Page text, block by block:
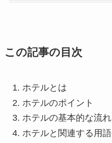
この記事の目次
ホテルとは
ホテルのポイント
ホテルの基本的な流れ
ホテルと関連する用語